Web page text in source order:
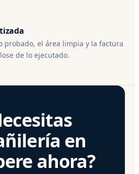
probado, el área limpia y la factura
de lo ejecutado.
en
ahora?